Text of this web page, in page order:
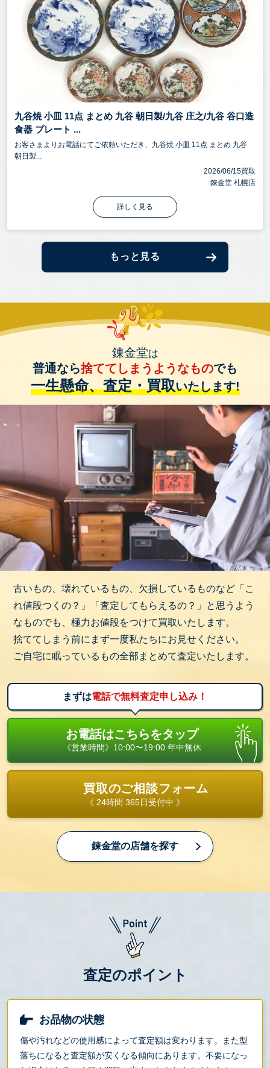
九谷焼 小皿 11点 まとめ 九谷 朝日製/九谷 庄之/九谷 谷口造
食器 プレート ...
お客さまよりお電話にてご依頼いただき、九谷焼 小皿 11点 まとめ 九谷
朝日製...
2026/06/15買取
錬金堂 札幌店
詳しく見る
もっと見る
錬金堂は
普通なら捨ててしまうようなものでも
一生懸命、査定・買取いたします!
古いもの、壊れているもの、欠損しているものなど「こ
れ値段つくの？」「査定してもらえるの？」と思うよう
なものでも、極力お値段をつけて買取いたします。
捨ててしまう前にまず一度私たちにお見せください。
ご自宅に眠っているもの全部まとめて査定いたします。
まずは電話で無料査定申し込み！
お電話はこちらをタップ
《営業時間》10:00〜19:00 年中無休
買取のご相談フォーム
《 24時間 365日受付中 》
錬金堂の店舗を探す
査定のポイント
お品物の状態
傷や汚れなどの使用感によって査定額は変わります。また型
落ちになると査定額が安くなる傾向にあります。不要になっ